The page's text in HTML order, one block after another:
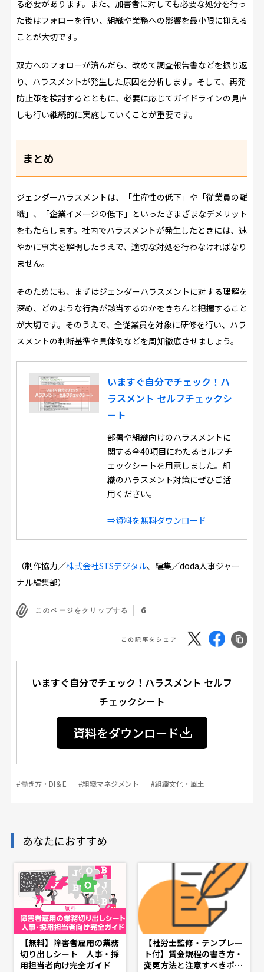
る必要があります。また、加害者に対しても必要な処分を行っ
た後はフォローを行い、組織や業務への影響を最小限に抑える
ことが大切です。
双方へのフォローが済んだら、改めて調査報告書などを振り返
り、ハラスメントが発生した原因を分析します。そして、再発
防止策を検討するとともに、必要に応じてガイドラインの見直
しも行い継続的に実施していくことが重要です。
まとめ
ジェンダーハラスメントは、「生産性の低下」や「従業員の離
職」、「企業イメージの低下」といったさまざまなデメリット
をもたらします。社内でハラスメントが発生したときには、速
やかに事実を解明したうえで、適切な対処を行わなければなり
ません。
そのためにも、まずはジェンダーハラスメントに対する理解を
深め、どのような行為が該当するのかをきちんと把握すること
が大切です。そのうえで、全従業員を対象に研修を行い、ハラ
スメントの判断基準や具体例などを周知徹底させましょう。
いますぐ自分でチェック！ハ
ラスメント セルフチェックシ
ート
部署や組織向けのハラスメントに
関する全40項目にわたるセルフチ
ェックシートを用意しました。組
織のハラスメント対策にぜひご活
用ください。
⇒資料を無料ダウンロード
（制作協力／株式会社STSデジタル、編集／doda人事ジャー
ナル編集部）
このページをクリップする 6
この記事をシェア
いますぐ自分でチェック！ハラスメント セルフ
チェックシート
資料をダウンロード
#働き方・DI＆E #組織マネジメント #組織文化・風土
あなたにおすすめ
【無料】障害者雇用の業務
切り出しシート｜人事・採
用担当者向け完全ガイド
【社労士監修・テンプレー
ト付】賃金規程の書き方・
変更方法と注意すべきポイ